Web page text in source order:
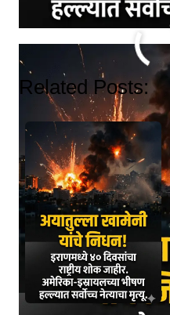
Related Posts: